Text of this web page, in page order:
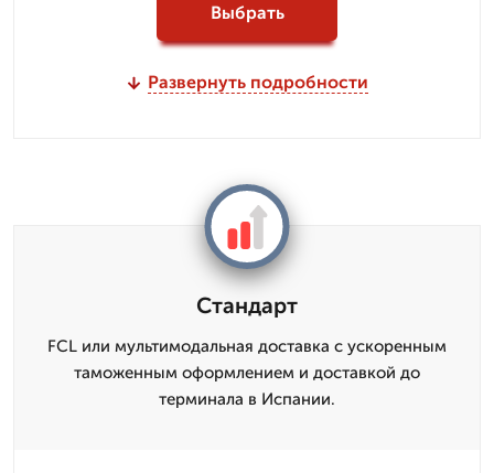
Выбрать
Развернуть подробности
Стандарт
FCL или мультимодальная доставка с ускоренным
таможенным оформлением и доставкой до
терминала в Испании.